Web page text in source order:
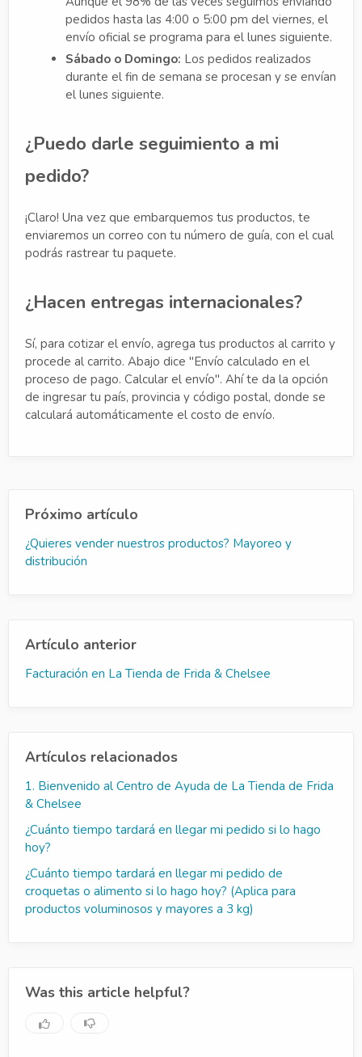
pedidos hasta las 4:00 o 5:00 pm del viernes, el
envío oficial se programa para el lunes siguiente.
Sábado o Domingo: Los pedidos realizados
durante el fin de semana se procesan y se envían
el lunes siguiente.
¿Puedo darle seguimiento a mi
pedido?
¡Claro! Una vez que embarquemos tus productos, te
enviaremos un correo con tu número de guía, con el cual
podrás rastrear tu paquete.
¿Hacen entregas internacionales?
Sí, para cotizar el envío, agrega tus productos al carrito y
procede al carrito. Abajo dice "Envío calculado en el
proceso de pago. Calcular el envío". Ahí te da la opción
de ingresar tu país, provincia y código postal, donde se
calculará automáticamente el costo de envío.
Próximo artículo
¿Quieres vender nuestros productos? Mayoreo y
distribución
Artículo anterior
Facturación en La Tienda de Frida & Chelsee
Artículos relacionados
1. Bienvenido al Centro de Ayuda de La Tienda de Frida
& Chelsee
¿Cuánto tiempo tardará en llegar mi pedido si lo hago
hoy?
¿Cuánto tiempo tardará en llegar mi pedido de
croquetas o alimento si lo hago hoy? (Aplica para
productos voluminosos y mayores a 3 kg)
Was this article helpful?